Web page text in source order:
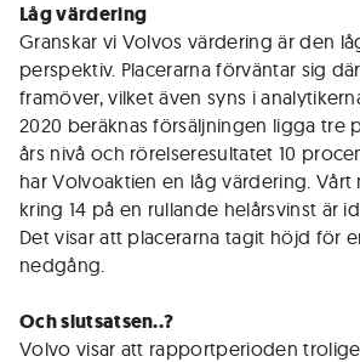
Låg värdering
Granskar vi Volvos värdering är den
perspektiv. Placerarna förväntar sig
framöver, vilket även syns i
2020 beräknas försäljningen ligga tre
års nivå och rörelseresultatet 10
har Volvoaktien en låg värdering.
kring 14 på en rullande helårsvinst är
Det visar att placerarna tagit höjd för
nedgång.
Och slutsatsen..?
Volvo visar att rapportperioden